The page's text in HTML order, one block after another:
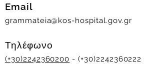
Email
grammateia@kos-hospital.gov.gr
Τηλέφωνο
(+30)2242360200 - (+30)2242360222